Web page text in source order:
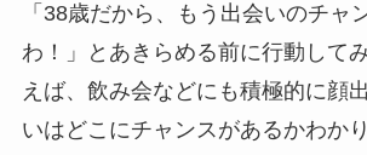
「38歳だから、もう出会いのチャ
わ！」とあきらめる前に行動して
えば、飲み会などにも積極的に顔
いはどこにチャンスがあるかわか